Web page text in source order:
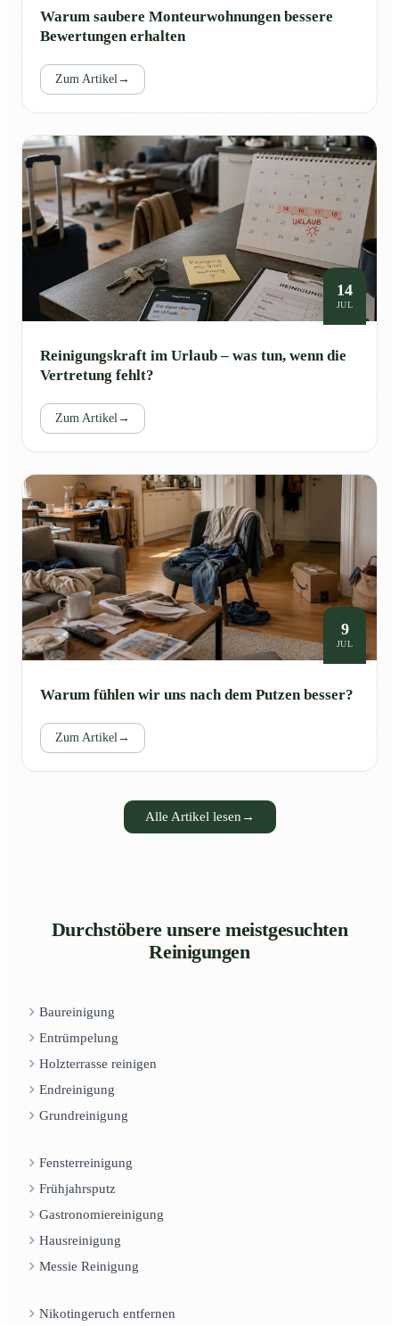
Warum saubere Monteurwohnungen bessere
Bewertungen erhalten
Zum Artikel →
14
JUL
Reinigungskraft im Urlaub – was tun, wenn die
Vertretung fehlt?
Zum Artikel →
9
JUL
Warum fühlen wir uns nach dem Putzen besser?
Zum Artikel →
Alle Artikel lesen →
Durchstöbere unsere meistgesuchten
Reinigungen
Baureinigung
Entrümpelung
Holzterrasse reinigen
Endreinigung
Grundreinigung
Fensterreinigung
Frühjahrsputz
Gastronomiereinigung
Hausreinigung
Messie Reinigung
Nikotingeruch entfernen